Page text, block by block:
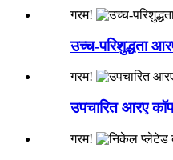
गरम!
उच्च-परिशुद्धता
गरम!
उपचारित आरए
गरम!